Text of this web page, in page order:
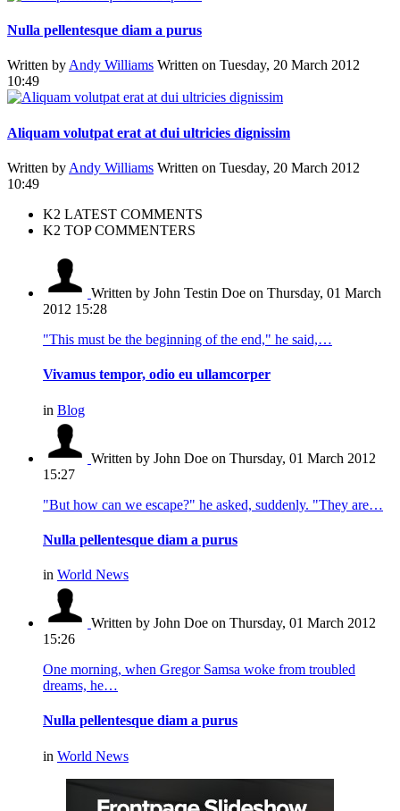
Nulla pellentesque diam a purus
Written byAndy Williams Written on Tuesday, 20 March 2012
10:49
Aliquam volutpat erat at dui ultricies dignissim
Written by Andy Williams Written on Tuesday, 20 March 2012
10:49
K2 LATEST COMMENTS
K2 TOP COMMENTERS
Written by John Testin Doe on Thursday, 01 March
2012 15:28
"This must be the beginning of the end," he said,…
Vivamus tempor, odio eu ullamcorper
in Blog
Written by John Doe on Thursday, 01 March 2012
15:27
"But how can we escape?" he asked, suddenly. "They are…
Nulla pellentesque diam a purus
in World News
Written by John Doe on Thursday, 01 March 2012
15:26
One morning, when Gregor Samsa woke from troubled
dreams, he…
Nulla pellentesque diam a purus
in World News